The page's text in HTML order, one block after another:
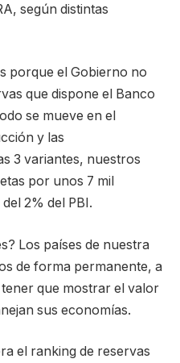
según distintas
porque el Gobierno no
que dispone el Banco
se mueve en el
y las
3 variantes, nuestros
por unos 7 mil
2% del PBI.
Los países de nuestra
de forma permanente, a
que mostrar el valor
sus economías.
el ranking de reservas